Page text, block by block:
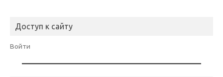
Доступ к сайту
Войти